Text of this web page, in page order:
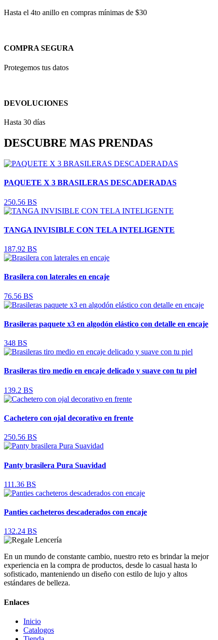
Hasta el 4to anillo en compras mínimas de $30
COMPRA SEGURA
Protegemos tus datos
DEVOLUCIONES
Hasta 30 días
DESCUBRE MAS PRENDAS
PAQUETE X 3 BRASILERAS DESCADERADAS
250.56 BS
TANGA INVISIBLE CON TELA INTELIGENTE
187.92 BS
Brasilera con laterales en encaje
76.56 BS
Brasileras paquete x3 en algodón elástico con detalle en encaje
348 BS
Brasileras tiro medio en encaje delicado y suave con tu piel
139.2 BS
Cachetero con ojal decorativo en frente
250.56 BS
Panty brasilera Pura Suavidad
111.36 BS
Panties cacheteros descaderados con encaje
132.24 BS
En un mundo de constante cambio, nuestro reto es brindar la mejor
experiencia en la compra de productos, desde lo casual hasta lo
sofisticado, manteniendo un diseño con estilo de lujo y altos
estándares de belleza.
Enlaces
Inicio
Catalogos